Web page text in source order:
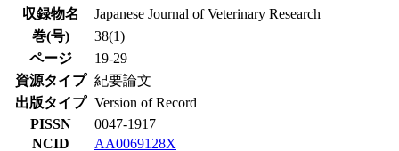
収録物名
Japanese Journal of Veterinary Research
巻(号)
38(1)
ページ
19-29
資源タイプ 紀要論文
出版タイプ Version of Record
PISSN
0047-1917
NCID
AA0069128X